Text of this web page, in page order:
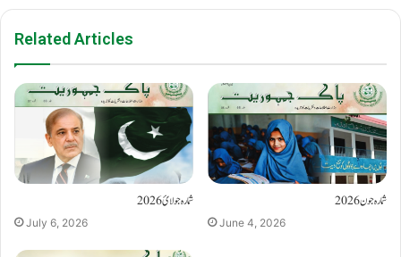
Related Articles
شمارہ جولائ 2026
July 6, 2026
شمارہ جون 2026
June 4, 2026